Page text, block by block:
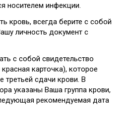
носителем инфекции.
кровь, всегда берите с собой
личность документ с
с собой свидетельство
карточка), которое
третьей сдачи крови. В
указаны Ваша группа крови,
рекомендуемая дата